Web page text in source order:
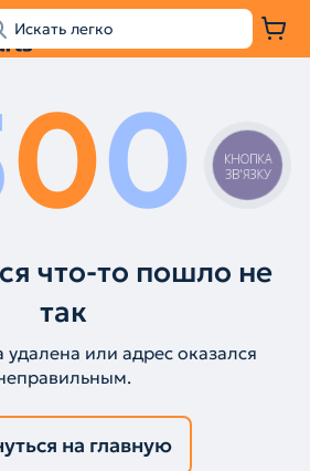
00
что-то пошло не
так
или адрес оказался
на главную
КНОПКА
ЗВ'ЯЗКУ